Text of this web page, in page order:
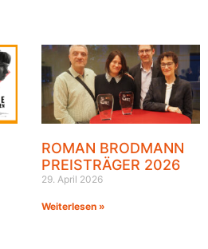
ROMAN BRODMANN
PREISTRÄGER 2026
29. April 2026
Weiterlesen »